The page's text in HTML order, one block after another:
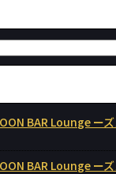
BAR Lounge ー
BAR Lounge ー